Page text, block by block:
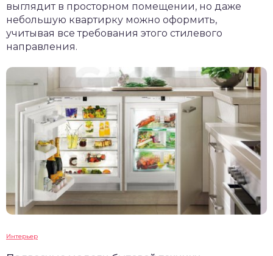
выглядит в просторном помещении, но даже
небольшую квартирку можно оформить,
учитывая все требования этого стилевого
направления.
Интерьер